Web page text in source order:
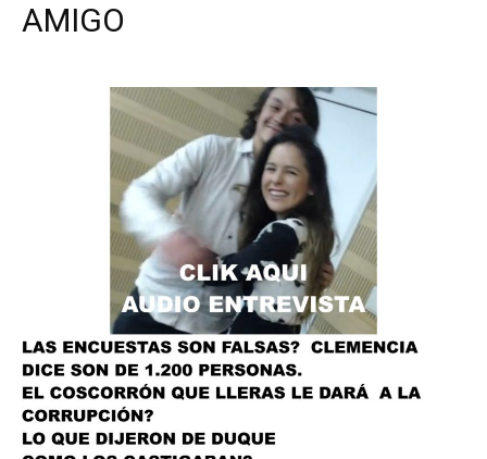
AMIGO